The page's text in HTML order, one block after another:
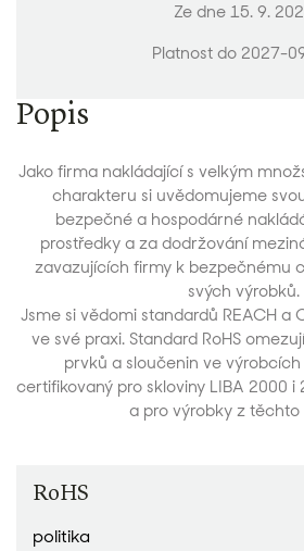
Ze dne 15. 9.
Platnost do 2027-
Popis
Jako firma nakládající s velkým
charakteru si uvědomujeme
bezpečné a hospodárné
prostředky a za dodržování
zavazujících firmy k bezpečnému
svých výrobků.
Jsme si vědomi standardů REACH a
ve své praxi. Standard RoHS
prvků a sloučenin ve
certifikovaný pro skloviny LIBA 2000 i
a pro výrobky z těchto
RoHS
politika